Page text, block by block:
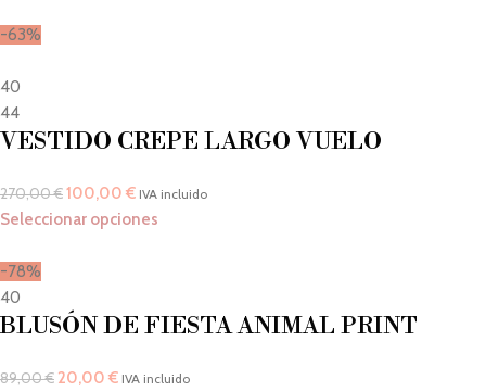
-63%
40
44
VESTIDO CREPE LARGO VUELO
270,00€100,00 € IVA incluido
Seleccionar opciones
-78%
40
BLUSÓN DE FIESTA ANIMAL PRINT
89,00€ 20,00 € IVA incluido